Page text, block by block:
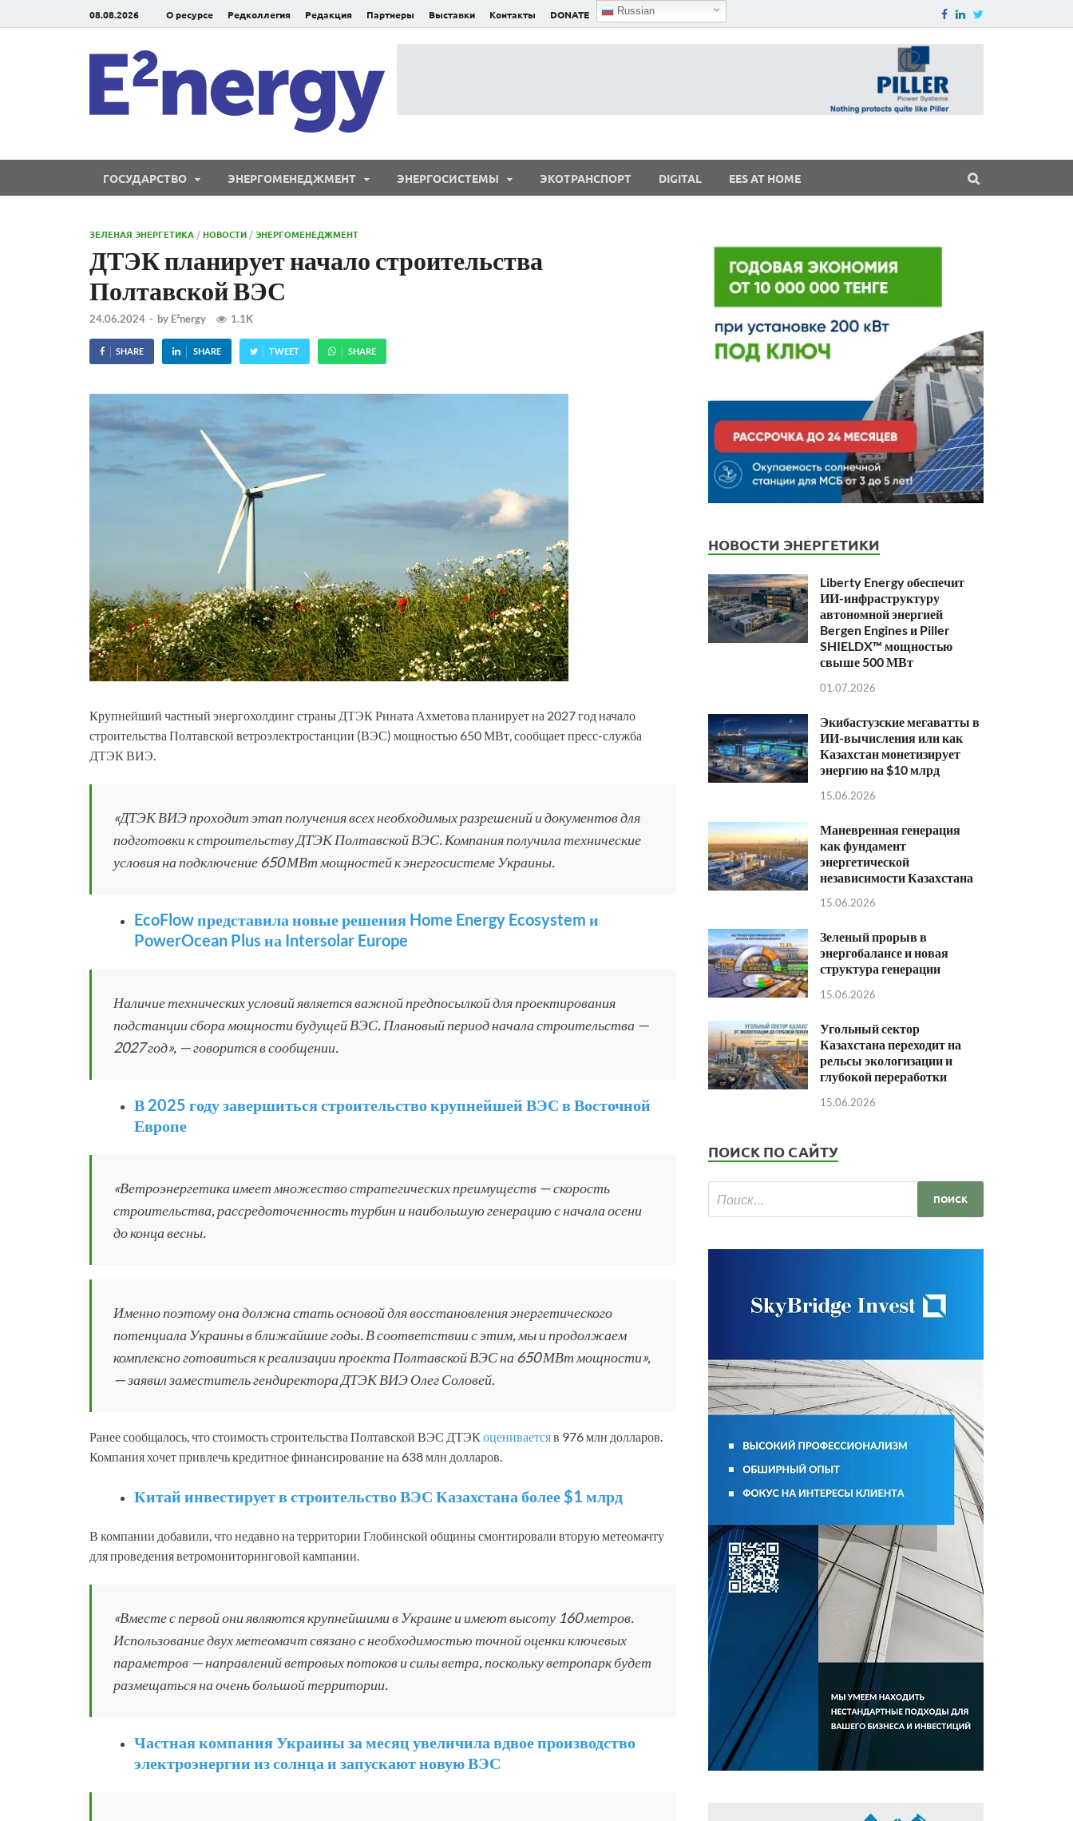
08.08.2026 О ресурсе Редколлегия Редакция Партнеры Выставки Контакты DONATE Russian
ГОСУДАРСТВО ЭНЕРГОМЕНЕДЖМЕНТ ЭНЕРГОСИСТЕМЫ ЭКОТРАНСПОРТ DIGITAL EES AT HOME
ЗЕЛЕНАЯ ЭНЕРГЕТИКА /НОВОСТИ /ЭНЕРГОМЕНЕДЖМЕНТ
ДТЭК планирует начало строительства
Полтавской ВЭС
24.06.2024 - by E²nergy 1.1K
SHARE SHARE TWEET SHARE
Крупнейший частный энергохолдинг страны ДТЭК Рината Ахметова планирует на 2027 год начало
строительства Полтавской ветроэлектростанции (ВЭС) мощностью 650 МВт, сообщает пресс-служба
ДТЭК ВИЭ.
«ДТЭК ВИЭ проходит этап получения всех необходимых разрешений и документов для
подготовки к строительству ДТЭК Полтавской ВЭС. Компания получила технические
условия на подключение 650 МВт мощностей к энергосистеме Украины.
EcoFlow представила новые решения Home Energy Ecosystem и
PowerOcean Plus на Intersolar Europe
Наличие технических условий является важной предпосылкой для проектирования
подстанции сбора мощности будущей ВЭС. Плановый период начала строительства —
2027 год», — говорится в сообщении.
В 2025 году завершиться строительство крупнейшей ВЭС в Восточной
Европе
«Ветроэнергетика имеет множество стратегических преимуществ — скорость
строительства, рассредоточенность турбин и наибольшую генерацию с начала осени
до конца весны.
Именно поэтому она должна стать основой для восстановления энергетического
потенциала Украины в ближайшие годы. В соответствии с этим, мы и продолжаем
комплексно готовиться к реализации проекта Полтавской ВЭС на 650 МВт мощности»,
— заявил заместитель гендиректора ДТЭК ВИЭ Олег Соловей.
Ранее сообщалось, что стоимость строительства Полтавской ВЭС ДТЭКоцениваетсяв 976 млн долларов.
Компания хочет привлечь кредитное финансирование на 638 млн долларов.
Китай инвестирует в строительство ВЭС Казахстана более $1 млрд
В компании добавили, что недавно на территории Глобинской общины смонтировали вторую метеомачту
для проведения ветромониторинговой кампании.
«Вместе с первой они являются крупнейшими в Украине и имеют высоту 160 метров.
Использование двух метеомачт связано с необходимостью точной оценки ключевых
параметров — направлений ветровых потоков и силы ветра, поскольку ветропарк будет
размещаться на очень большой территории.
Частная компания Украины за месяц увеличила вдвое производство
электроэнергии из солнца и запускают новую ВЭС
НОВОСТИ ЭНЕРГЕТИКИ
Liberty Energy обеспечит
ИИ-инфраструктуру
автономной энергией
Bergen Engines и Piller
SHIELDX™ мощностью
свыше 500 МВт
01.07.2026
Экибастузские мегаватты в
ИИ-вычисления или как
Казахстан монетизирует
энергию на $10 млрд
15.06.2026
Маневренная генерация
как фундамент
энергетической
независимости Казахстана
15.06.2026
Зеленый прорыв в
энергобалансе и новая
структура генерации
15.06.2026
Угольный сектор
Казахстана переходит на
рельсы экологизации и
глубокой переработки
15.06.2026
ПОИСК ПО САЙТУ